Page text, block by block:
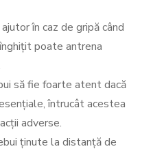
în caz de gripă când
poate antrena
să fie foarte atent dacă
întrucât acestea
adverse.
ținute la distanță de